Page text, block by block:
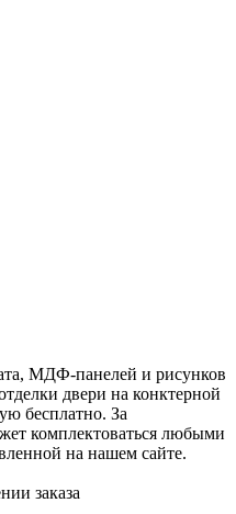
МДФ-панелей и рисунков
двери на конктерной
бесплатно. За
комплектоваться любыми
на нашем сайте.
заказа